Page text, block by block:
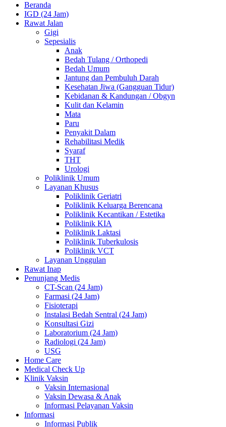
Beranda
IGD (24 Jam)
Rawat Jalan
Gigi
Sepesialis
Anak
Bedah Tulang / Orthopedi
Bedah Umum
Jantung dan Pembuluh Darah
Kesehatan Jiwa (Gangguan Tidur)
Kebidanan & Kandungan / Obgyn
Kulit dan Kelamin
Mata
Paru
Penyakit Dalam
Rehabilitasi Medik
Syaraf
THT
Urologi
Poliklinik Umum
Layanan Khusus
Poliklinik Geriatri
Poliklinik Keluarga Berencana
Poliklinik Kecantikan / Estetika
Poliklinik KIA
Poliklinik Laktasi
Poliklinik Tuberkulosis
Poliklinik VCT
Layanan Unggulan
Rawat Inap
Penunjang Medis
CT-Scan (24 Jam)
Farmasi (24 Jam)
Fisioterapi
Instalasi Bedah Sentral (24 Jam)
Konsultasi Gizi
Laboratorium (24 Jam)
Radiologi (24 Jam)
USG
Home Care
Medical Check Up
Klinik Vaksin
Vaksin Internasional
Vaksin Dewasa & Anak
Informasi Pelayanan Vaksin
Informasi
Informasi Publik